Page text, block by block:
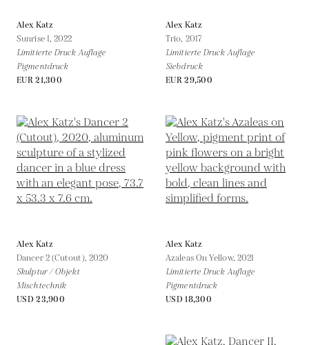
Alex Katz
Sunrise 1,2022
Limitierte Druck Auflage
Pigmentdruck
EUR 21,300
Alex Katz
Trio, 2017
Limitierte Druck Auflage
Siebdruck
EUR 29,500
Alex Katz
Dancer 2 (Cutout), 2020
Skulptur / Objekt
Mischtechnik
USD 23,900
Alex Katz
Azaleas On Yellow, 2021
Limitierte Druck Auflage
Pigmentdruck
USD 18,300